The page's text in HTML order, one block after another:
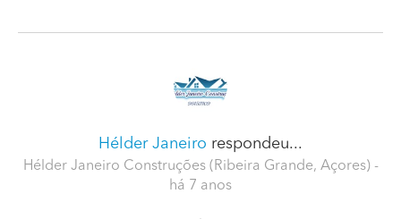
Hélder Janeiro respondeu...
Hélder Janeiro Construções (Ribeira Grande, Açores) -
há 7 anos